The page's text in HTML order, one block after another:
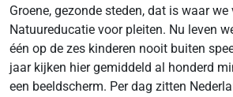
Groene, gezonde steden, dat is waar we
Natuureducatie voor pleiten. Nu leven
één op de zes kinderen nooit buiten
jaar kijken hier gemiddeld al honderd
een beeldscherm. Per dag zitten